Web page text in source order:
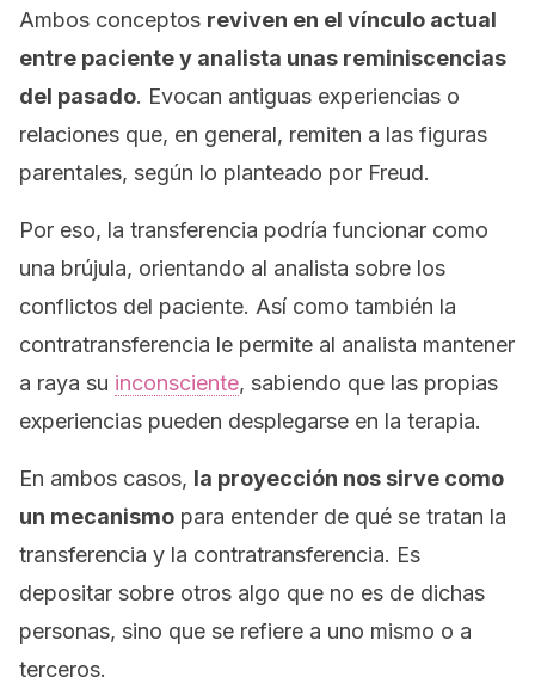
Ambos conceptos reviven en el vínculo actual
entre paciente y analista unas reminiscencias
del pasado. Evocan antiguas experiencias o
relaciones que, en general, remiten a las figuras
parentales, según lo planteado por Freud.
Por eso, la transferencia podría funcionar como
una brújula, orientando al analista sobre los
conflictos del paciente. Así como también la
contratransferencia le permite al analista mantener
a raya su inconsciente, sabiendo que las propias
experiencias pueden desplegarse en la terapia.
En ambos casos, la proyección nos sirve como
un mecanismo para entender de qué se tratan la
transferencia y la contratransferencia. Es
depositar sobre otros algo que no es de dichas
personas, sino que se refiere a uno mismo o a
terceros.